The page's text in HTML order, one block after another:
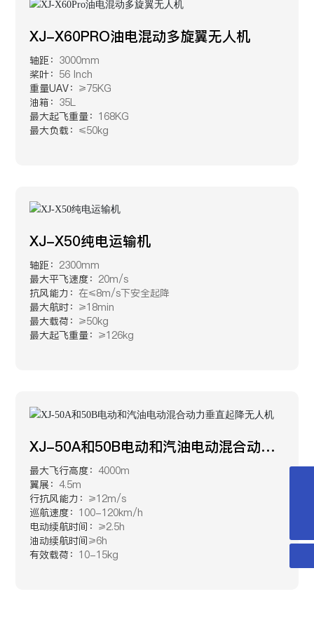
XJ-X60PRO油电混动多旋翼无人机
轴距： 3000mm
桨叶： 56 Inch
重量UAV： ≥75KG
油箱： 35L
最大起飞重量： 168KG
最大负载： ≤50kg
XJ-X50纯电运输机
轴距： 2300mm
最大平飞速度： 20m/s
抗风能力：在≤8m/s下安全起降
最大航时： ≥18min
最大载荷： ≥50kg
最大起飞重量： ≥126kg
XJ-50A和50B电动和汽油电动混合动力
垂直起降无人机
最大飞行高度： 4000m
翼展： 4.5m
行抗风能力： ≥12m/s
巡航速度： 100-120km/h
电动续航时间： ≥2.5h
油动续航时间≥6h
有效载荷： 10-15kg